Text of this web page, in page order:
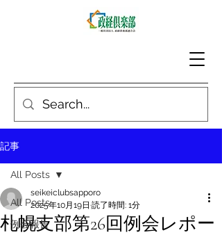
記事
All Posts
例会報告
All Posts
札幌支部第26回例会レポー
seikeiclubsapporo
2025年10月19日 読了時間: 1分